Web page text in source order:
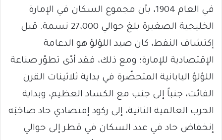
في العام 1904، بأن مجموع السكان في الإمارة
الخليجية الصغيرة بلغ حوالي 27،000 نسمة. قبل
إكتشاف النفط، كان صيد اللؤلؤ هو الدعامة
الإقتصادية للإمارة؛ ومع ذلك، فقد أدّى تطوّر صناعة
اللؤلؤ اليابانية المتحضّرة في بداية ثلاثينات القرن
الفائت، جنباً إلى جنب مع الكساد العظيم، وبداية
الحرب العالمية الثانية، إلى ركود إقتصادي حاد صاحَبَه
إنخفاض حاد في عدد السكان في قطر إلى حوالي